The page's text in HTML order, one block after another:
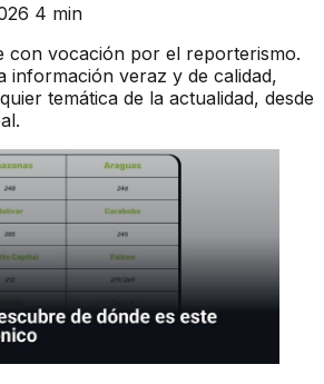
4 min
con vocación por el reporterismo.
información veraz y de calidad,
temática de la actualidad, desde